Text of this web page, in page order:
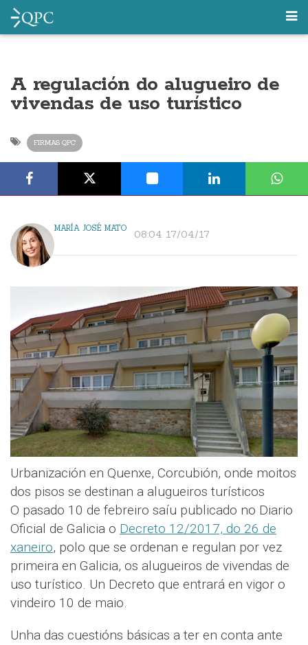
A regulación do alugueiro de
vivendas de uso turístico
FIRMAS QPC
MARÍA JOSÉ MATO 08:04 17/04/17
Urbanización en Quenxe, Corcubión, onde moitos
dos pisos se destinan a alugueiros turísticos
O pasado 10 de febreiro saíu publicado no Diario
Oficial de Galicia o Decreto 12/2017, do 26 de
xaneiro, polo que se ordenan e regulan por vez
primeira en Galicia, os alugueiros de vivendas de
uso turístico. Un Decreto que entrará en vigor o
vindeiro 10 de maio.
Unha das cuestións básicas a ter en conta ante